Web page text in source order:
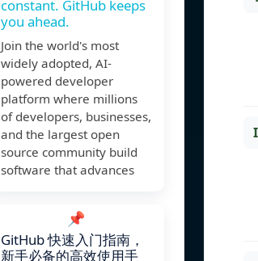
constant. GitHub keeps
you ahead.
Join the world's most
widely adopted, AI-
powered developer
platform where millions
of developers, businesses,
and the largest open
source community build
software that advances
📌
GitHub 快速入门指南，
新手必备的高效使用手